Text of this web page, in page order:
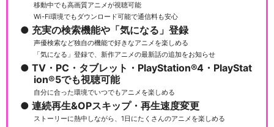
移動中でも高画質アニメが視聴可能
Wi-Fi環境でもダウンロード可能で通信料も安心
充実の検索機能や「気になる」登録
声優検索など独自の機能で好きなアニメを楽しめる
「気になる」登録で、新作アニメの最新話の追加をお知らせ
TV・PC・タブレット・PlayStation®4・PlayStat
ion®5でも視聴可能
自分に合った環境でいつでもアニメを楽しめる
連続再生&OPスキップ・再生速度変更
ストーリーに熱中しながら、1日にたくさんのアニメを楽しめる